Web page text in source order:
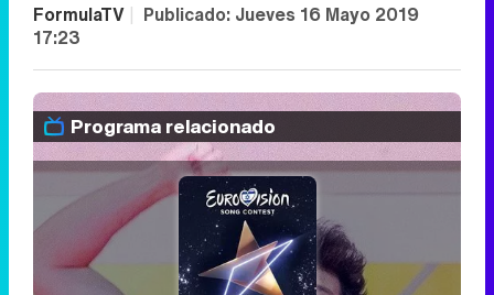
FormulaTV | Publicado: Jueves 16 Mayo 2019
17:23
Programa relacionado